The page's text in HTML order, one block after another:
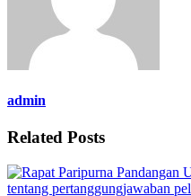
admin
Related Posts